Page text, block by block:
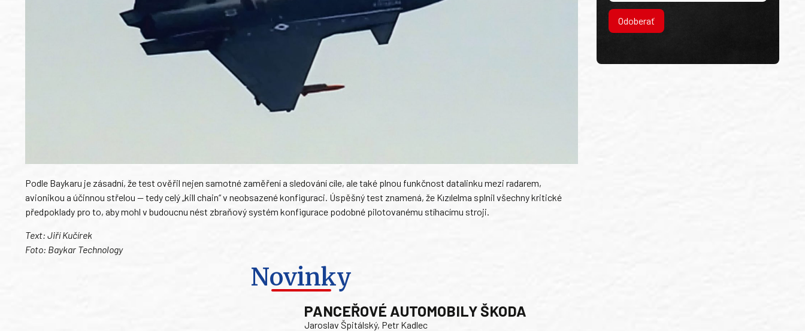
Podle Baykaru je zásadní, že test ověřil nejen samotné zaměření a sledování cíle, ale také plnou funkčnost datalinku mezi radarem,
avionikou a účinnou střelou — tedy celý „kill chain“ v neobsazené konfiguraci. Úspěšný test znamená, že Kızılelma splnil všechny kritické
předpoklady pro to, aby mohl v budoucnu nést zbraňový systém konfigurace podobné pilotovanému stíhacímu stroji.
Text: Jiří Kučírek
Foto: Baykar Technology
Novinky
PANCEŘOVÉ AUTOMOBILY ŠKODA
Jaroslav Špitálský, Petr Kadlec
Odoberať